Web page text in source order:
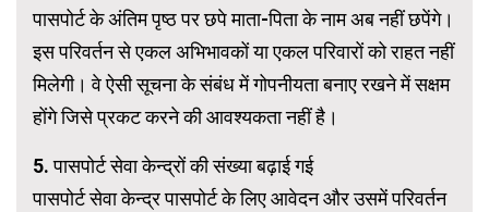
पासपोर्ट के अंतिम पृष्ठ पर छपे माता-पिता के नाम अब नहीं छपेंगे।
इस परिवर्तन से एकल अभिभावकों या एकल परिवारों को राहत नहीं
मिलेगी। वे ऐसी सूचना के संबंध में गोपनीयता बनाए रखने में सक्षम
होंगे जिसे प्रकट करने की आवश्यकता नहीं है।
5. पासपोर्ट सेवा केन्द्रों की संख्या बढ़ाई गई
पासपोर्ट सेवा केन्द्र पासपोर्ट के लिए आवेदन और उसमें परिवर्तन